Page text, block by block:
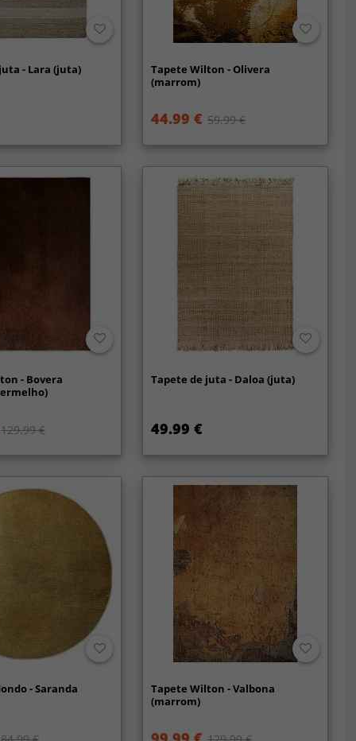
- Lara (juta)
Tapete Wilton - Olivera
(marrom)
44.99 € 59.99 €
- Bovera
129.99 €
Tapete de juta - Daloa (juta)
49.99 €
- Saranda
Tapete Wilton - Valbona
(marrom)